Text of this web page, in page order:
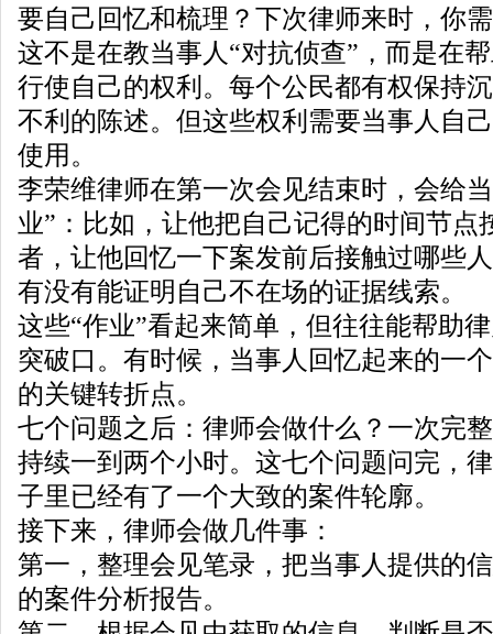
要自己回忆和梳理？下次律师来时，你
这不是在教当事人“对抗侦查”，而是在
行使自己的权利。每个公民都有权保持
不利的陈述。但这些权利需要当事人自
使用。
李荣维律师在第一次会见结束时，会给
业”：比如，让他把自己记得的时间节点
者，让他回忆一下案发前后接触过哪些
有没有能证明自己不在场的证据线索。
这些“作业”看起来简单，但往往能帮助
突破口。有时候，当事人回忆起来的一
的关键转折点。
七个问题之后：律师会做什么？一次完
持续一到两个小时。这七个问题问完，
子里已经有了一个大致的案件轮廓。
接下来，律师会做几件事：
第一，整理会见笔录，把当事人提供的
的案件分析报告。